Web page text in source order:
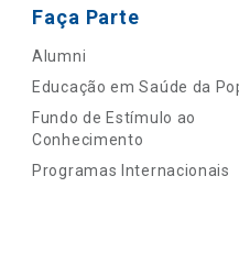
Faça Parte
Alumni
Educação em Saúde da
Fundo de Estímulo ao
Conhecimento
Programas Internacionais